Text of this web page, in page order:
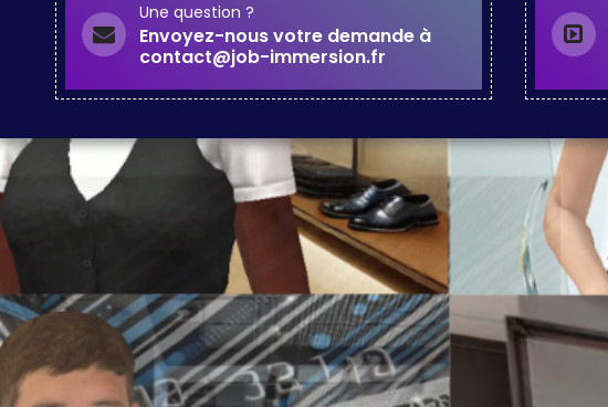
Une question ?
Envoyez-nous votre demande à
contact@job-immersion.fr